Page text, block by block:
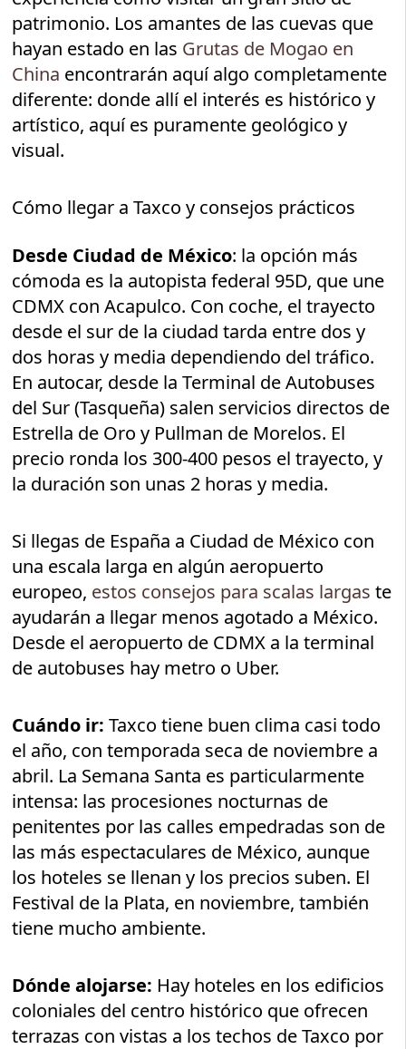
patrimonio. Los amantes de las cuevas que
hayan estado en las Grutas de Mogao en
China encontrarán aquí algo completamente
diferente: donde allí el interés es histórico y
artístico, aquí es puramente geológico y
visual.
Cómo llegar a Taxco y consejos prácticos
Desde Ciudad de México: la opción más
cómoda es la autopista federal 95D, que une
CDMX con Acapulco. Con coche, el trayecto
desde el sur de la ciudad tarda entre dos y
dos horas y media dependiendo del tráfico.
En autocar, desde la Terminal de Autobuses
del Sur (Tasqueña) salen servicios directos de
Estrella de Oro y Pullman de Morelos. El
precio ronda los 300-400 pesos el trayecto, y
la duración son unas 2 horas y media.
Si llegas de España a Ciudad de México con
una escala larga en algún aeropuerto
europeo, estos consejos para scalas largas te
ayudarán a llegar menos agotado a México.
Desde el aeropuerto de CDMX a la terminal
de autobuses hay metro o Uber.
Cuándo ir: Taxco tiene buen clima casi todo
el año, con temporada seca de noviembre a
abril. La Semana Santa es particularmente
intensa: las procesiones nocturnas de
penitentes por las calles empedradas son de
las más espectaculares de México, aunque
los hoteles se llenan y los precios suben. El
Festival de la Plata, en noviembre, también
tiene mucho ambiente.
Dónde alojarse: Hay hoteles en los edificios
coloniales del centro histórico que ofrecen
terrazas con vistas a los techos de Taxco por